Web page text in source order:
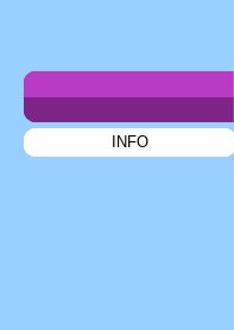
INFO